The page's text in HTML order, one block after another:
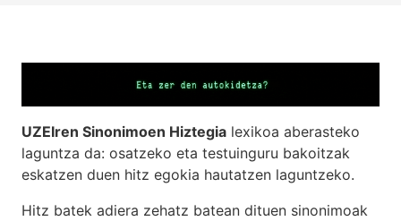
UZEIren Sinonimoen Hiztegia lexikoa aberasteko
laguntza da: osatzeko eta testuinguru bakoitzak
eskatzen duen hitz egokia hautatzen laguntzeko.
Hitz batek adiera zehatz batean dituen sinonimoak